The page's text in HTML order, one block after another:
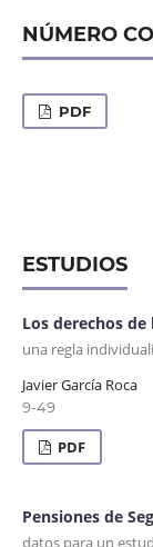
NÚMERO
PDF
ESTUDIOS
Los derechos
una regla
Javier García Roca
9-49
PDF
Pensiones de
datos para un